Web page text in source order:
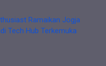
Ramaikan Jogja
Tech Hub Terkemuka